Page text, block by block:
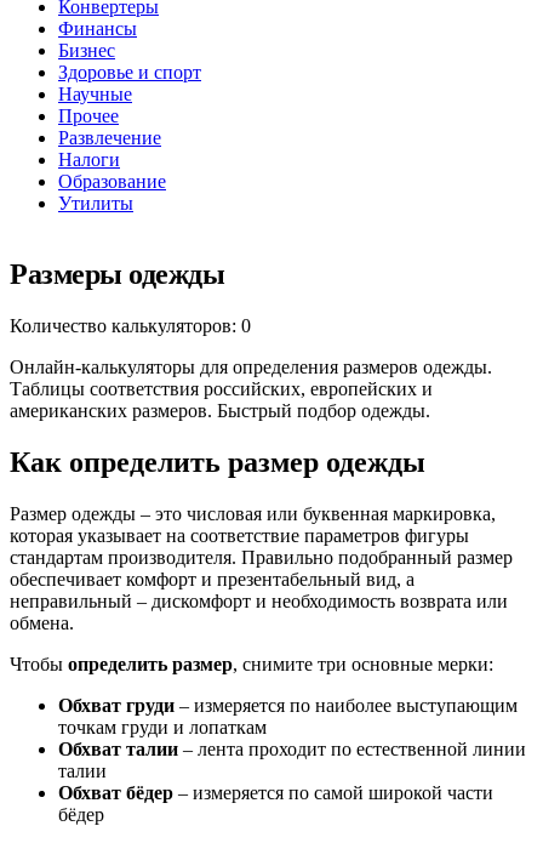
Конвертеры
Финансы
Бизнес
Здоровье и спорт
Научные
Прочее
Развлечение
Налоги
Образование
Утилиты
Размеры одежды
Количество калькуляторов: 0
Онлайн-калькуляторы для определения размеров одежды.
Таблицы соответствия российских, европейских и
американских размеров. Быстрый подбор одежды.
Как определить размер одежды
Размер одежды – это числовая или буквенная маркировка,
которая указывает на соответствие параметров фигуры
стандартам производителя. Правильно подобранный размер
обеспечивает комфорт и презентабельный вид, а
неправильный – дискомфорт и необходимость возврата или
обмена.
Чтобы определить размер, снимите три основные мерки:
Обхват груди – измеряется по наиболее выступающим
точкам груди и лопаткам
Обхват талии – лента проходит по естественной линии
талии
Обхват бёдер – измеряется по самой широкой части
бёдер